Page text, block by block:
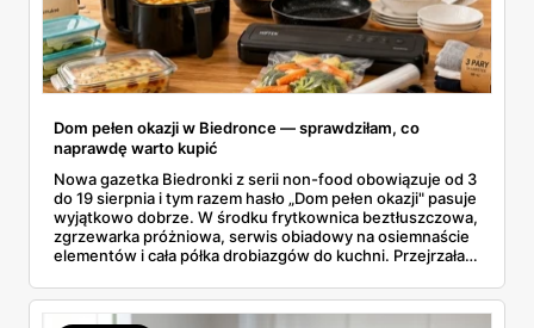
Dom pełen okazji w Biedronce — sprawdziłam, co
naprawdę warto kupić
Nowa gazetka Biedronki z serii non-food obowiązuje od 3
do 19 sierpnia i tym razem hasło „Dom pełen okazji" pasuje
wyjątkowo dobrze. W środku frytkownica beztłuszczowa,
zgrzewarka próżniowa, serwis obiadowy na osiemnaście
elementów i cała półka drobiazgów do kuchni. Przejrzałam
się przy półce z samego rana.